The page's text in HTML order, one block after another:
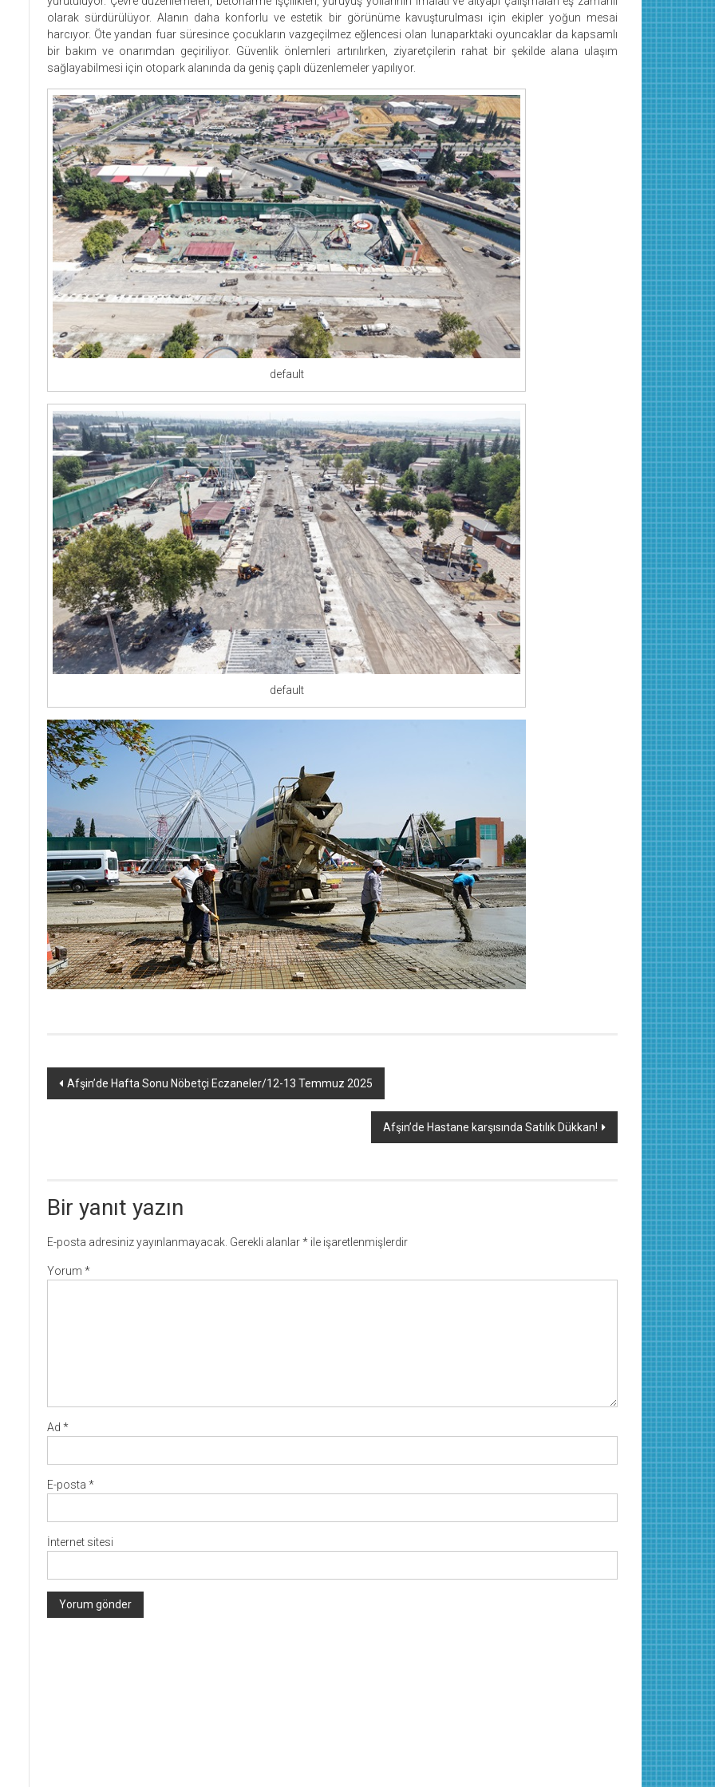
olarak sürdürülüyor. Alanın daha konforlu ve estetik bir görünüme kavuşturulması için ekipler yoğun mesai
harcıyor. Öte yandan fuar süresince çocukların vazgeçilmez eğlencesi olan lunaparktaki oyuncaklar da kapsamlı
bir bakım ve onarımdan geçiriliyor. Güvenlik önlemleri artırılırken, ziyaretçilerin rahat bir şekilde alana ulaşım
sağlayabilmesi için otopark alanında da geniş çaplı düzenlemeler yapılıyor.
default
default
Yazı
Afşin’de Hafta Sonu Nöbetçi Eczaneler/12-13 Temmuz 2025
Afşin’de Hastane karşısında Satılık Dükkan!
Bir yanıt yazın
E-posta adresiniz yayınlanmayacak. Gerekli alanlar* ile işaretlenmişlerdir
Yorum *
Ad *
E-posta *
İnternet sitesi